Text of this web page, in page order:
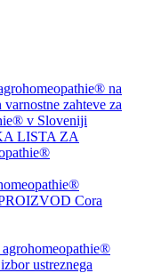
na
zahteve za
v Sloveniji
LISTA ZA
Cora
ustreznega